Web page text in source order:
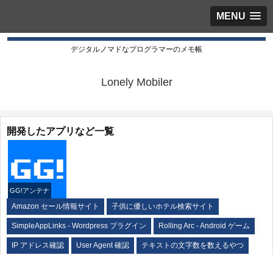
MENU
デジタルノマドなプログラマーのメモ帳
Lonely Mobiler
開発したアプリなど一覧
GG!アンテナ
Amazon セール情報サイト 子供に優しいホテル検索サイト
SimpleAppLinks - Wordpress プラグイン Rolling Arc - Android ゲーム
IP アドレス確認 User Agent 確認 テキストの文字数を数えるやつ